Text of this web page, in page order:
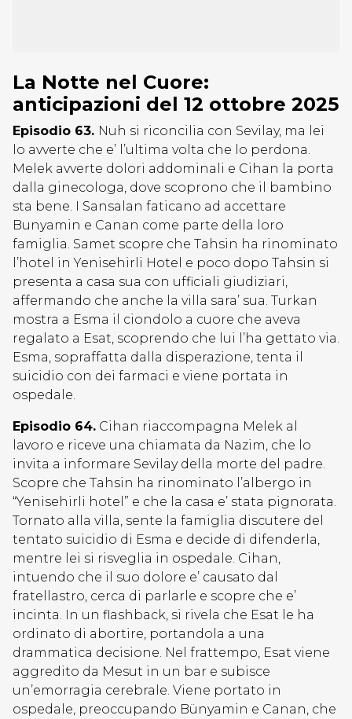
La Notte nel Cuore:
anticipazioni del 12 ottobre 2025
Episodio 63. Nuh si riconcilia con Sevilay, ma lei
lo avverte che e’ l’ultima volta che lo perdona.
Melek avverte dolori addominali e Cihan la porta
dalla ginecologa, dove scoprono che il bambino
sta bene. I Sansalan faticano ad accettare
Bunyamin e Canan come parte della loro
famiglia. Samet scopre che Tahsin ha rinominato
l’hotel in Yenisehirli Hotel e poco dopo Tahsin si
presenta a casa sua con ufficiali giudiziari,
affermando che anche la villa sara’ sua. Turkan
mostra a Esma il ciondolo a cuore che aveva
regalato a Esat, scoprendo che lui l’ha gettato via.
Esma, sopraffatta dalla disperazione, tenta il
suicidio con dei farmaci e viene portata in
ospedale.
Episodio 64. Cihan riaccompagna Melek al
lavoro e riceve una chiamata da Nazim, che lo
invita a informare Sevilay della morte del padre.
Scopre che Tahsin ha rinominato l’albergo in
“Yenisehirli hotel” e che la casa e’ stata pignorata.
Tornato alla villa, sente la famiglia discutere del
tentato suicidio di Esma e decide di difenderla,
mentre lei si risveglia in ospedale. Cihan,
intuendo che il suo dolore e’ causato dal
fratellastro, cerca di parlarle e scopre che e’
incinta. In un flashback, si rivela che Esat le ha
ordinato di abortire, portandola a una
drammatica decisione. Nel frattempo, Esat viene
aggredito da Mesut in un bar e subisce
un’emorragia cerebrale. Viene portato in
ospedale, preoccupando Bünyamin e Canan, che